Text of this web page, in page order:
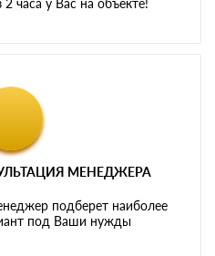
часа у Вас на объекте!
МЕНЕДЖЕРА
подберет наиболее
под Ваши нужды